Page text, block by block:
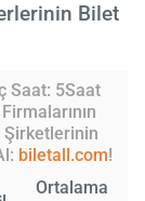
Bilet
Saat: 5Saat
Şirketlerinin
biletall.com!
Ortalama